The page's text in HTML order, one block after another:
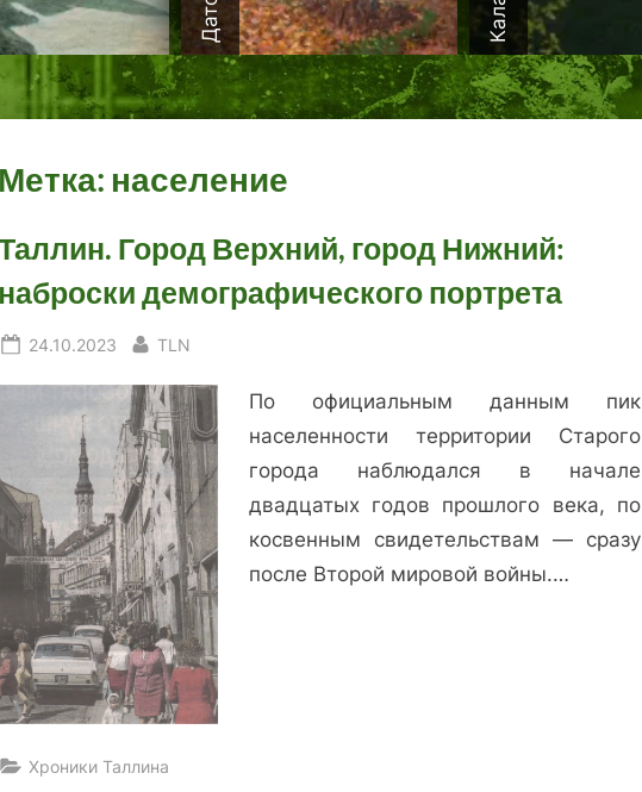
Метка: население
Город Верхний, город Нижний:
наброски демографического портрета
Posted
24.10.2023 By
TLN
По официальным данным пик
населенности территории Старого
города наблюдался в начале
двадцатых годов прошлого века, по
косвенным свидетельствам — сразу
после Второй мировой войны.…
Хроники Таллина